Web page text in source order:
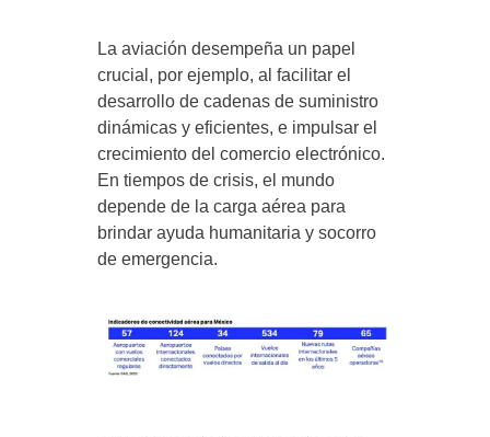
La aviación desempeña un papel
crucial, por ejemplo, al facilitar el
desarrollo de cadenas de suministro
dinámicas y eficientes, e impulsar el
crecimiento del comercio electrónico.
En tiempos de crisis, el mundo
depende de la carga aérea para
brindar ayuda humanitaria y socorro
de emergencia.